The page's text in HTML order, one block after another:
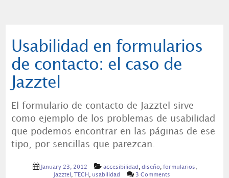
Usabilidad en formularios
de contacto: el caso de
Jazztel
El formulario de contacto de Jazztel sirve
como ejemplo de los problemas de usabilidad
que podemos encontrar en las páginas de ese
tipo, por sencillas que parezcan.
January 23, 2012 accesibilidad diseño formularios
Jazztel
TECH usabilidad 3 Comments